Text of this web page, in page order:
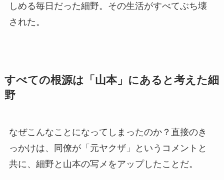
しめる毎日だった細野。その生活がすべてぶち壊
された。
すべての根源は「山本」にあると考えた細
野
なぜこんなことになってしまったのか？直接のき
っかけは、同僚が「元ヤクザ」というコメントと
共に、細野と山本の写メをアップしたことだ。